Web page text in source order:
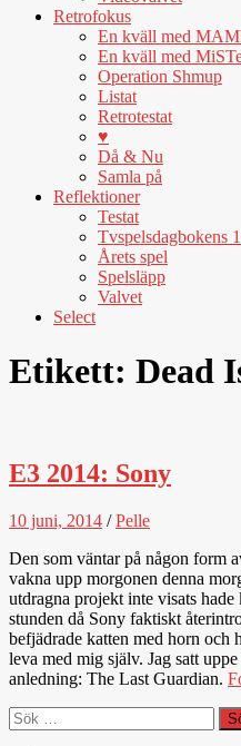
Retrofokus
En kväll med
En kväll med
Operation Shmup
Listat
Retrotestat
♥
Då & Nu
Samla på
Reflektioner
Testat
Tvspelsdagbokens
Årets spel
Spelsläpp
Valvet
Select
Etikett: Dead
E3 2014: Sony
10 juni, 2014 /Pelle
Den som väntar på någon form
vakna upp morgonen denna
utdragna projekt inte visats
stunden då Sony faktiskt
befjädrade katten med horn och
leva med mig själv. Jag satt
anledning: The Last Guardian.
Sök
efter: